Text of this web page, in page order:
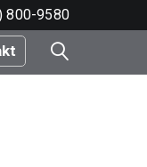
800-9580